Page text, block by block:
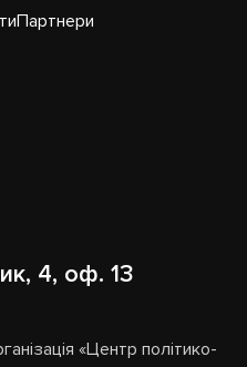
Партнери
4, оф. 13
«Центр політико-